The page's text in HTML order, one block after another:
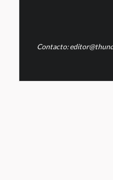
Contacto: